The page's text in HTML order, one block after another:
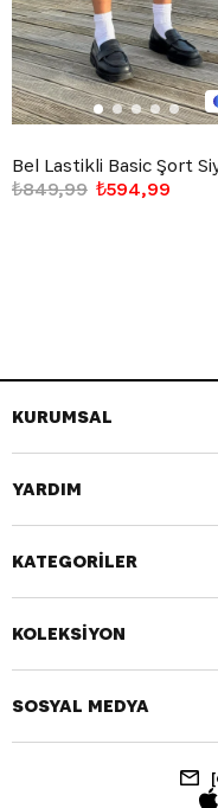
Bel Lastikli Basic Şort
₺594,99
₺849,99
KURUMSAL
YARDIM
KATEGORİLER
KOLEKSİYON
SOSYAL MEDYA